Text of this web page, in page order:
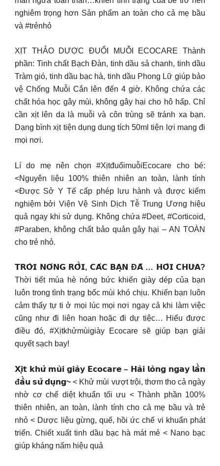
nghiêm trọng hơn Sản phẩm an toàn cho cả mẹ bầu
và #trẻnhỏ
XỊT THẢO DƯỢC ĐUỔI MUỖI ECOCARE Thành
phần: Tinh chất Bạch Đàn, tinh dầu sả chanh, tinh dầu
Tràm gió, tinh dầu bạc hà, tinh dầu Phong Lữ giúp bảo
vệ Chống Muỗi Cắn lên đến 4 giờ. Không chứa các
chất hóa học gây mùi, không gây hại cho hô hấp. Chỉ
cần xịt lên da là muỗi và côn trùng sẽ tránh xa bạn.
Dạng bình xịt tiện dụng dung tích 50ml tiện lợi mang đi
mọi nơi.
Lí do mẹ nên chọn #XịtđuổimuỗiEcocare cho bé:
<Nguyên liệu 100% thiên nhiên an toàn, lành tính
<Được Sở Y Tế cấp phép lưu hành và được kiểm
nghiệm bởi Viện Vệ Sinh Dịch Tễ Trung Ương hiệu
quả ngay khi sử dụng. Không chứa #Deet, #Corticoid,
#Paraben, không chất bảo quản gây hại – AN TOÀN
cho trẻ nhỏ.
𝗧𝗥𝗢̛̀𝗜 𝗡𝗢́𝗡𝗚 𝗥𝗢̂̀𝗜, 𝗖𝗔́𝗖 𝗕𝗔̣𝗡 Đ𝗔̃ … 𝗛𝗢̂𝗜 𝗖𝗛𝗨̛𝗔?
Thời tiết mùa hè nóng bức khiến giày dép của bạn
luôn trong tình trạng bốc mùi khó chịu. Khiến bạn luôn
cảm thấy tự ti ở mọi lúc mọi nơi ngay cả khi làm việc
cũng như đi liên hoan hoặc đi dự tiệc… Hiểu được
điều đó, #Xịtkhửmùigiày Ecocare sẽ giúp bạn giải
quyết sạch bay!
𝗫𝗶̣𝘁 𝗸𝗵𝘂̛̉ 𝗺𝘂̀𝗶 𝗴𝗶𝗮̀𝘆 𝗘𝗰𝗼𝗰𝗮𝗿𝗲 – 𝗛𝗮̀𝗶 𝗹𝗼̀𝗻𝗴 𝗻𝗴𝗮𝘆 𝗹𝗮̂̀𝗻
đ𝗮̂̀𝘂 𝘀𝘂̛̉ 𝗱𝘂̣𝗻𝗴~ < Khử mùi vượt trội, thơm tho cả ngày
nhờ cơ chế diệt khuẩn tối ưu < Thành phần 100%
thiên nhiên, an toàn, lành tính cho cả mẹ bầu và trẻ
nhỏ < Dược liệu gừng, quế, hồi ức chế vi khuẩn phát
triển. Chiết xuất tinh dầu bạc hà mát mẻ < Nano bạc
giúp kháng nấm hiệu quả